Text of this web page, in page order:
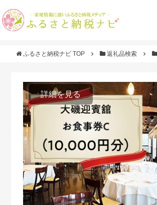
ふるさと納税ナビ TOP 返礼品検索
詳細を見る